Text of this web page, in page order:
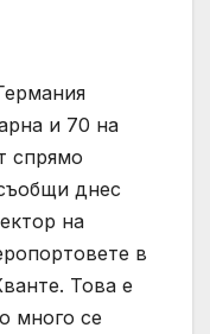
и 70 на
спрямо
днес
на
в
Това е
много се